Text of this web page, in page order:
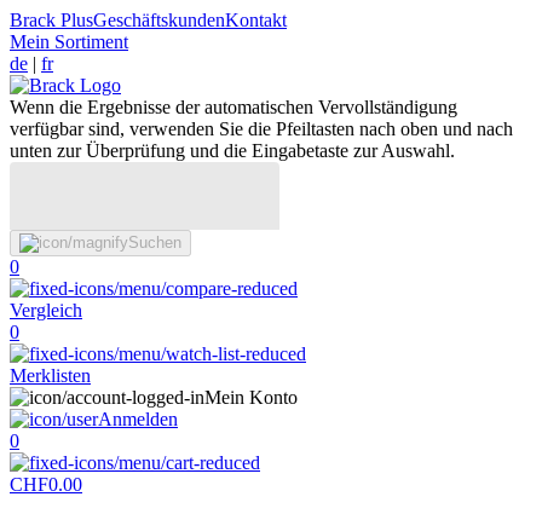
Brack PlusGeschäftskundenKontakt
Mein Sortiment
de | fr
Wenn die Ergebnisse der automatischen Vervollständigung
verfügbar sind, verwenden Sie die Pfeiltasten nach oben und nach
unten zur Überprüfung und die Eingabetaste zur Auswahl.
Suchen
0
Vergleich
0
Merklisten
Mein Konto
Anmelden
0
CHF0.00